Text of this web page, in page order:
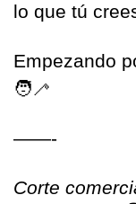
lo que tú
🧑‍🦯
——-
Corte